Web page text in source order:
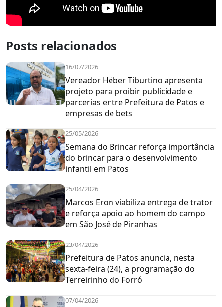
Posts relacionados
16/07/2026
Vereador Héber Tiburtino apresenta
projeto para proibir publicidade e
parcerias entre Prefeitura de Patos e
empresas de bets
25/05/2026
Semana do Brincar reforça importância
do brincar para o desenvolvimento
infantil em Patos
25/04/2026
Marcos Eron viabiliza entrega de trator
e reforça apoio ao homem do campo
em São José de Piranhas
23/04/2026
Prefeitura de Patos anuncia, nesta
sexta-feira (24), a programação do
Terreirinho do Forró
07/04/2026